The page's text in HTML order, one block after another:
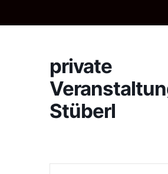
private
Stüberl